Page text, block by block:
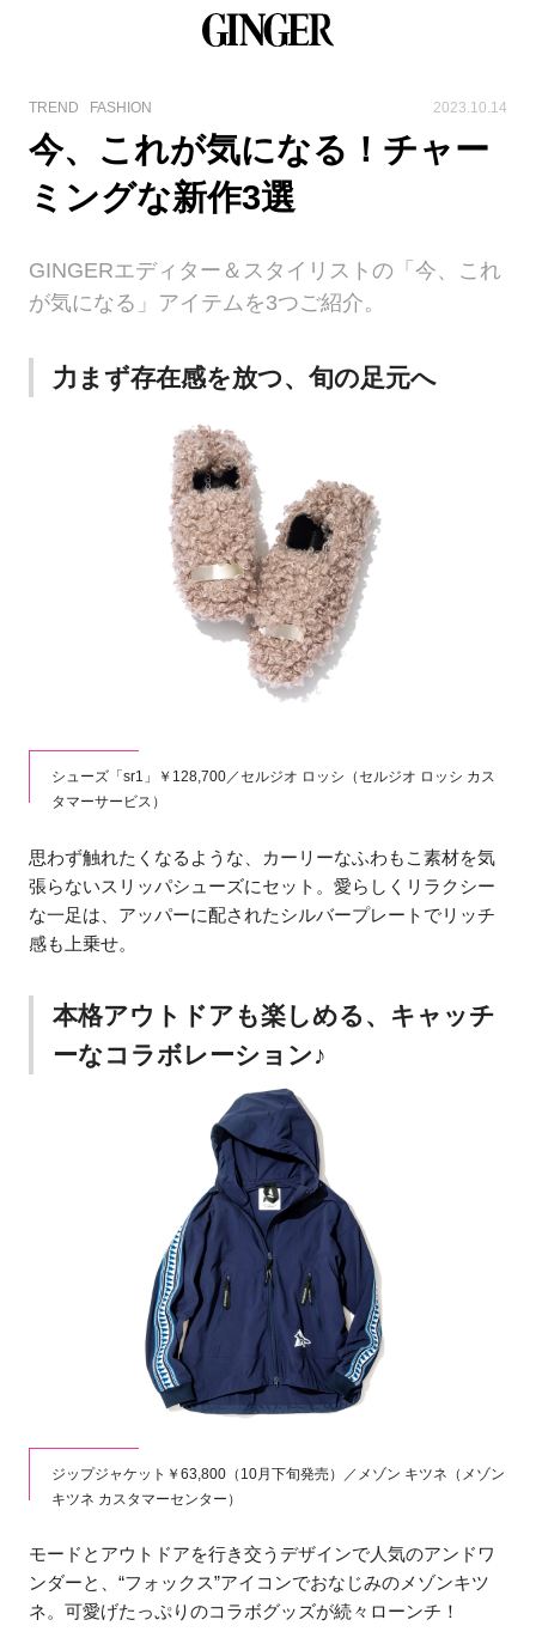
TREND FASHION 2023.10.14
今、これが気になる！チャー
ミングな新作3選
GINGERエディター＆スタイリストの「今、これ
が気になる」アイテムを3つご紹介。
力まず存在感を放つ、旬の足元へ
シューズ「sr1」￥128,700／セルジオ ロッシ（セルジオ ロッシ カス
タマーサービス）
思わず触れたくなるような、カーリーなふわもこ素材を気
張らないスリッパシューズにセット。愛らしくリラクシー
な一足は、アッパーに配されたシルバープレートでリッチ
感も上乗せ。
本格アウトドアも楽しめる、キャッチ
ーなコラボレーション♪
ジップジャケット￥63,800（10月下旬発売）／メゾン キツネ（メゾン
キツネ カスタマーセンター）
モードとアウトドアを行き交うデザインで人気のアンドワ
ンダーと、“フォックス”アイコンでおなじみのメゾンキツ
ネ。可愛げたっぷりのコラボグッズが続々ローンチ！